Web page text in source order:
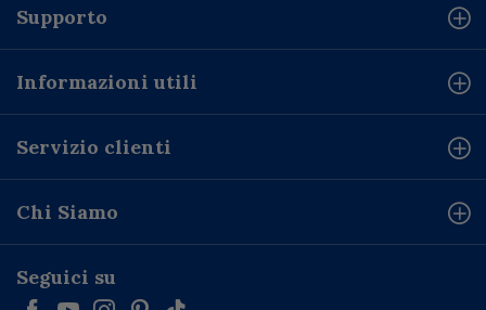
Supporto
Informazioni utili
Servizio clienti
Chi Siamo
Seguici su